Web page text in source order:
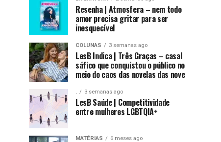
Resenha | Atmosfera – nem todo
amor precisa gritar para ser
inesquecível
COLUNAS 3 semanas ago
LesB Indica | Três Graças – casal
sáfico que conquistou o público no
meio do caos das novelas das nove
. 3 semanas ago
LesB Saúde | Competitividade
entre mulheres LGBTQIA+
MATÉRIAS 6 meses ago